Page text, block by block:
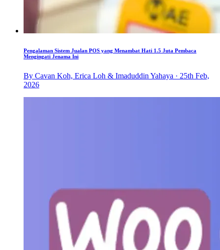
Pengalaman Sistem Jualan POS yang Menambat Hati 1.5 Juta Pembaca
Mengingati Jenama Ini
By Cavan Koh, Erica Loh & Imaduddin Yahaya · 25th Feb,
2026